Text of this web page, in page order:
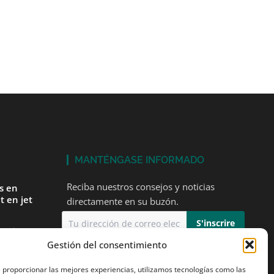
Gestión del consentimiento
proporcionar las mejores experiencias, utilizamos tecnologías como las
en
en jet
MANTÉNGASE INFORMADO
Reciba nuestros consejos y noticias
directamente en su buzón.
Aceptola política de privacidad